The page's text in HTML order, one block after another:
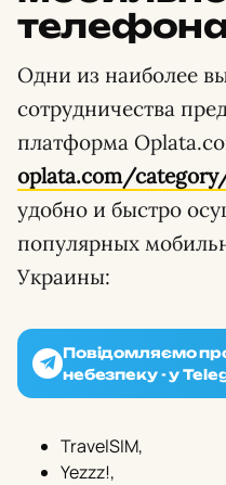
Одни из наиболее
сотрудничества
платформа
oplata.com/
удобно и быстро
популярных
Украины:
Повідомляємо
небезпеку - у
TravelSIM,
Yezzz!,